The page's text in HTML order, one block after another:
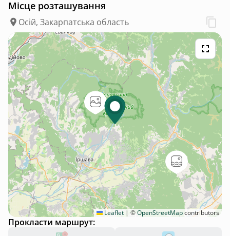
Місце розташування
Осій, Закарпатська область
Leaflet | ©OpenStreetMapcontributors
Прокласти маршрут: